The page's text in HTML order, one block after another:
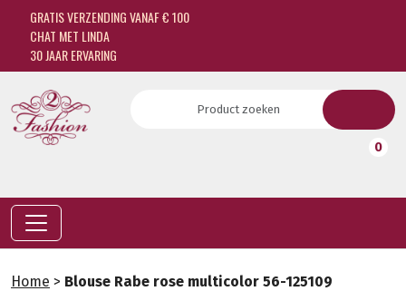
GRATIS VERZENDING VANAF € 100
CHAT MET LINDA
30 JAAR ERVARING
0
Home > Blouse Rabe rose multicolor 56-125109